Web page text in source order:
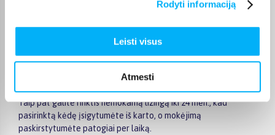
Rodyti informaciją
Leisti visus
Atmesti
Kėdės vaikams pristatomos visoje Lietuvoje – tiesiai į namus ar
kitą pasirinktą vietą. Pristatymo terminas gali skirtis
visada nurodoma konkretaus produkto puslapyje.
Taip pat galite rinktis nemokamą lizingą iki 24 mėn., kad
pasirinktą kėdę įsigytumėte iš karto, o mokėjimą
paskirstytumėte patogiai per laiką.